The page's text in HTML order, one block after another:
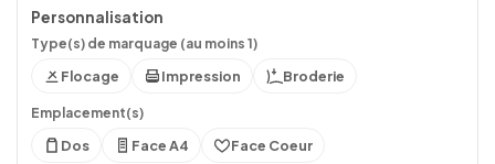
Personnalisation
Type(s) de marquage (au moins 1)
Flocage Impression Broderie
Emplacement(s)
Dos Face A4 Face Coeur